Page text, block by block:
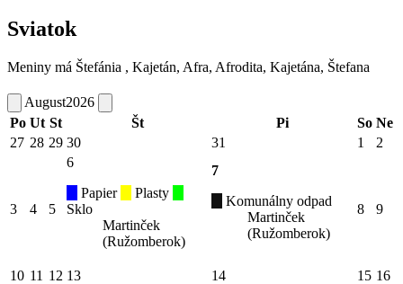
Sviatok
Meniny má Štefánia , Kajetán, Afra, Afrodita, Kajetána, Štefana
August2026
Po Ut St Št Pi So Ne
27 28 29 30 31 1 2
3 4 5
6
Papier
Plasty
Sklo
Martinček
(Ružomberok)
7
Komunálny odpad
Martinček
(Ružomberok)
8 9
10 11 12 13 14 15 16